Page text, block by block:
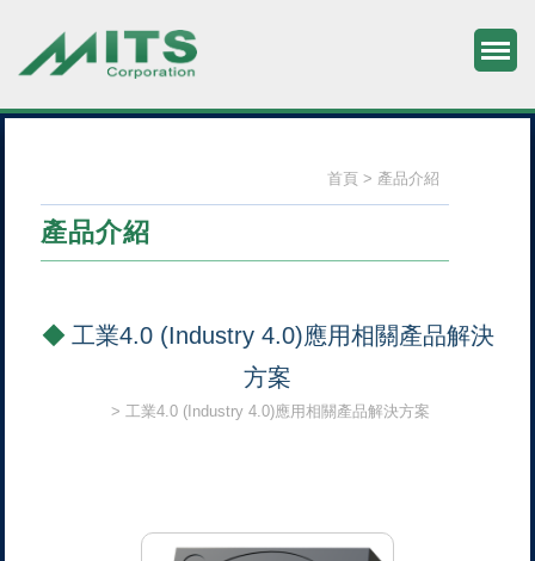
首頁 產品介紹
產品介紹
工業4.0 (Industry 4.0)應用相關產品解決
方案
工業4.0 (Industry 4.0)應用相關產品解決方案